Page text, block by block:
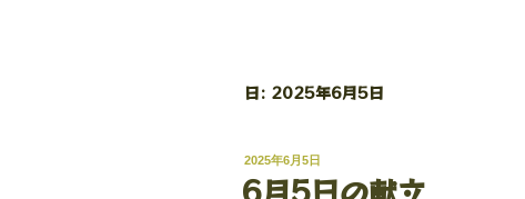
日: 2025年6月5日
投
稿
日:
2025年6月5日